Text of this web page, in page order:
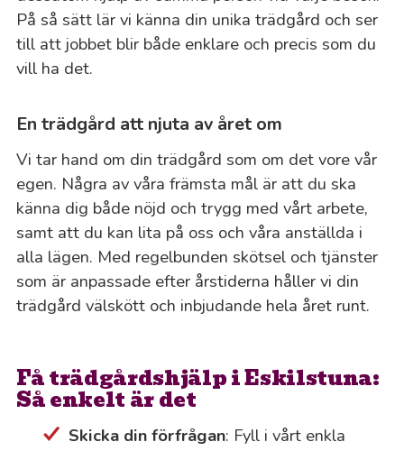
På så sätt lär vi känna din unika trädgård och ser
till att jobbet blir både enklare och precis som du
vill ha det.
En trädgård att njuta av året om
Vi tar hand om din trädgård som om det vore vår
egen. Några av våra främsta mål är att du ska
känna dig både nöjd och trygg med vårt arbete,
samt att du kan lita på oss och våra anställda i
alla lägen. Med regelbunden skötsel och tjänster
som är anpassade efter årstiderna håller vi din
trädgård välskött och inbjudande hela året runt.
Få trädgårdshjälp i Eskilstuna:
Så enkelt är det
Skicka din förfrågan: Fyll i vårt enkla